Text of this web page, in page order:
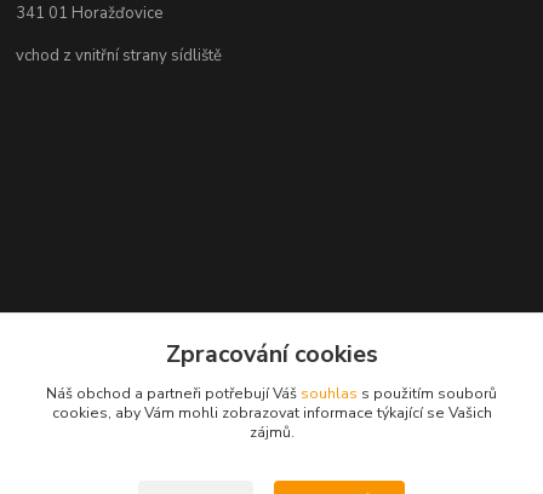
341 01 Horažďovice
vchod z vnitřní strany sídliště
Zpracování cookies
Náš obchod a partneři potřebují Váš souhlas s použitím souborů
cookies, aby Vám mohli zobrazovat informace týkající se Vašich
zájmů.